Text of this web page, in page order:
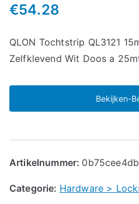
€54.28
QLON Tochtstrip QL3121
Zelfklevend Wit Doos a
Bekijken-
Artikelnummer:
Categorie: Hardware >